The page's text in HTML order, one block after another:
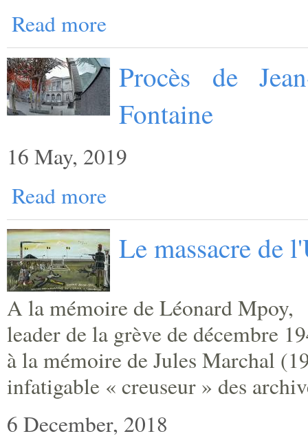
Read more
Procès de
Fontaine
16 May, 2019
Read more
Le massacre de
A la mémoire de Léonard Mpoy,
leader de la grève de décembre
à la mémoire de Jules Marchal
infatigable « creuseur » des
6 December, 2018